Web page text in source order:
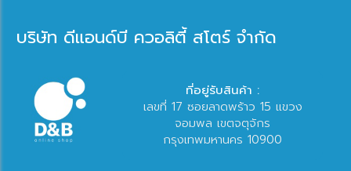
บริษัท ดีแอนด์บี ควอลิตี้ สโตร์ จำกัด
ที่อยู่รับสินค้า :
เลขที่ 17 ซอยลาดพร้าว 15 แขวง
จอมพล เขตจตุจักร
กรุงเทพมหานคร 10900